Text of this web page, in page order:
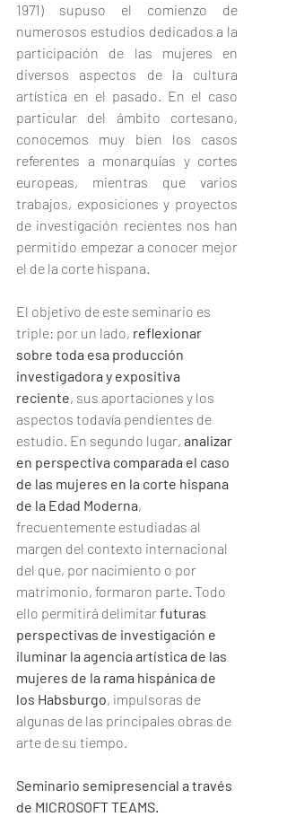
1971) supuso el comienzo de
numerosos estudios dedicados a la
participación de las mujeres en
diversos aspectos de la cultura
artística en el pasado. En el caso
particular del ámbito cortesano,
conocemos muy bien los casos
referentes a monarquías y cortes
europeas, mientras que varios
trabajos, exposiciones y proyectos
de investigación recientes nos han
permitido empezar a conocer mejor
el de la corte hispana.
El objetivo de este seminario es
triple: por un lado, reflexionar
sobre toda esa producción
investigadora y expositiva
reciente, sus aportaciones y los
aspectos todavía pendientes de
estudio. En segundo lugar, analizar
en perspectiva comparada el caso
de las mujeres en la corte hispana
de la Edad Moderna,
frecuentemente estudiadas al
margen del contexto internacional
del que, por nacimiento o por
matrimonio, formaron parte. Todo
ello permitirá delimitar futuras
perspectivas de investigación e
iluminar la agencia artística de las
mujeres de la rama hispánica de
los Habsburgo, impulsoras de
algunas de las principales obras de
arte de su tiempo.
Seminario semipresencial a través
de MICROSOFT TEAMS.